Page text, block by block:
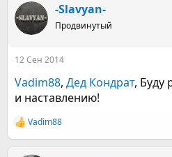
к
ц
и
-Slavyan-
Продвинутый
12 Сен 2014
Vadim88, Дед Кондрат, Буду
и наставлению!
Р
е
Vadim88